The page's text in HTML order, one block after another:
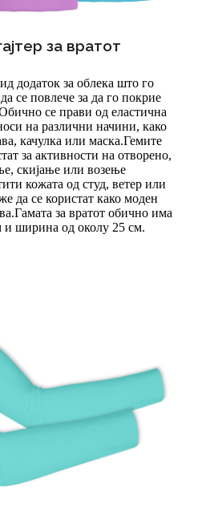
за вратот
додаток за облека што го
се повлече за да го покрие
се прави од еластична
на различни начини, како
качулка или маска.Гемите
за активности на отворено,
скијање или возење
кожата од студ, ветер или
да се користат како моден
за вратот обично има
и ширина од околу 25 см.